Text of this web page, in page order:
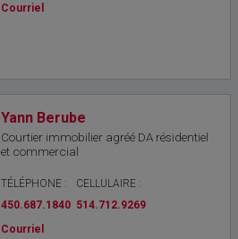
Courriel
Yann Berube
Courtier immobilier agréé DA résidentiel
et commercial
TÉLÉPHONE :
450.687.1840
CELLULAIRE :
514.712.9269
Courriel